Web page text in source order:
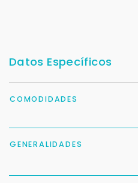
Datos Específicos
COMODIDADES
GENERALIDADES